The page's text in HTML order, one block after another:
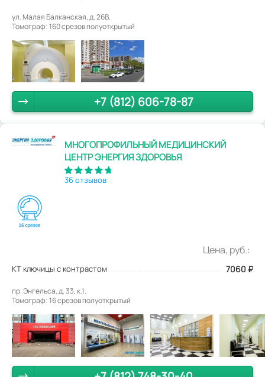
ул. Малая Балканская, д. 26В.
Томограф: 160 срезов полуоткрытый
+7 (812) 606-78-87
МНОГОПРОФИЛЬНЫЙ МЕДИЦИНСКИЙ
ЦЕНТР ЭНЕРГИЯ ЗДОРОВЬЯ
36 отзывов
Цена, руб.:
КТ ключицы с контрастом 7060 ₽
пр. Энгельса, д. 33, к.1.
Томограф: 16 срезов полуоткрытый